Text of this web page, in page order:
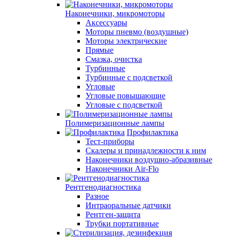
Наконечники, микромоторы
Аксессуары
Моторы пневмо (воздушные)
Моторы электрические
Прямые
Смазка, очистка
Турбинные
Турбинные с подсветкой
Угловые
Угловые повышающие
Угловые с подсветкой
Полимеризационные лампы
Профилактика
Тест-приборы
Скалеры и принадлежности к ним
Наконечники воздушно-абразивные
Наконечники Air-Flo
Рентгенодиагностика
Разное
Интраоральные датчики
Рентген-защита
Трубки портативные